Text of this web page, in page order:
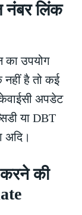
नंबर लिंक
उपयोग
नहीं है तो कई
अपडेट
या DBT
अदि।
की